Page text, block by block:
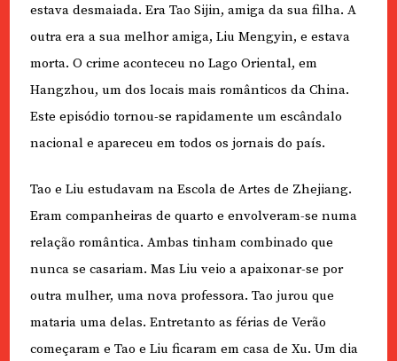
estava desmaiada. Era Tao Sijin, amiga da sua filha. A
outra era a sua melhor amiga, Liu Mengyin, e estava
morta. O crime aconteceu no Lago Oriental, em
Hangzhou, um dos locais mais românticos da China.
Este episódio tornou-se rapidamente um escândalo
nacional e apareceu em todos os jornais do país.
Tao e Liu estudavam na Escola de Artes de Zhejiang.
Eram companheiras de quarto e envolveram-se numa
relação romântica. Ambas tinham combinado que
nunca se casariam. Mas Liu veio a apaixonar-se por
outra mulher, uma nova professora. Tao jurou que
mataria uma delas. Entretanto as férias de Verão
começaram e Tao e Liu ficaram em casa de Xu. Um dia